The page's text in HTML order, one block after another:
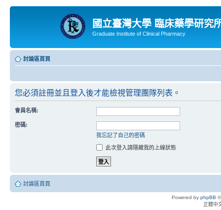
國立臺灣大學 臨床藥學研究
Graduate Institute of Clinical Pharmacy
討論區首頁
您必須註冊並且登入後才能檢視管理團隊列表。
會員名稱:
密碼:
我忘記了自己的密碼
此次登入請隱藏我的上線狀態
討論區首頁
Powered by phpBB
正體中